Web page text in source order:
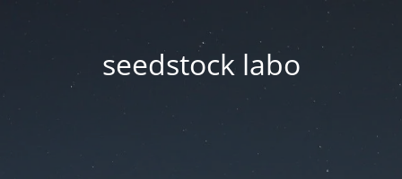
seedstock labo